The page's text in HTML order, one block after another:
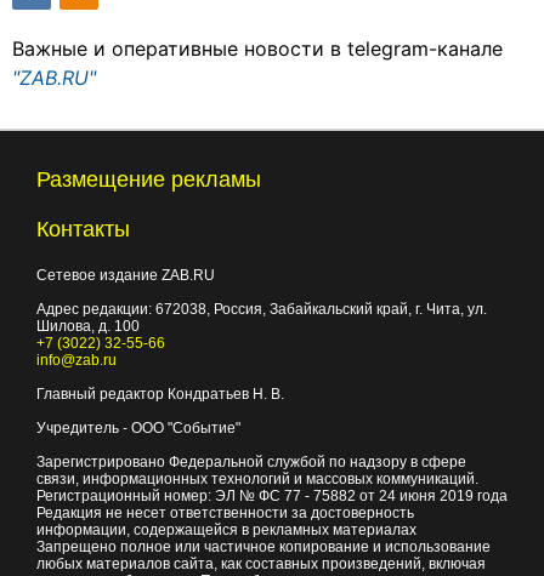
Важные и оперативные новости в telegram-канале
"ZAB.RU"
Размещение рекламы
Контакты
Сетевое издание ZAB.RU
Адрес редакции: 672038, Россия, Забайкальский край, г. Чита, ул.
Шилова, д. 100
+7 (3022) 32-55-66
info@zab.ru
Главный редактор Кондратьев Н. В.
Учредитель - ООО "Событие"
Зарегистрировано Федеральной службой по надзору в сфере
связи, информационных технологий и массовых коммуникаций.
Регистрационный номер: ЭЛ № ФС 77 - 75882 от 24 июня 2019 года
Редакция не несет ответственности за достоверность
информации, содержащейся в рекламных материалах
Запрещено полное или частичное копирование и использование
любых материалов сайта, как составных произведений, включая